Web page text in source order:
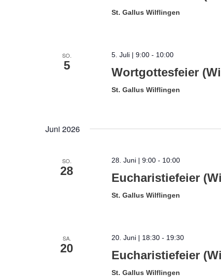
St. Gallus Wilflingen
SO.
5
5. Juli | 9:00 - 10:00
Wortgottesfeier
St. Gallus Wilflingen
Juni 2026
SO.
28
28. Juni | 9:00 - 10:00
Eucharistiefeier
St. Gallus Wilflingen
SA.
20
20. Juni | 18:30 - 19:30
Eucharistiefeier
St. Gallus Wilflingen